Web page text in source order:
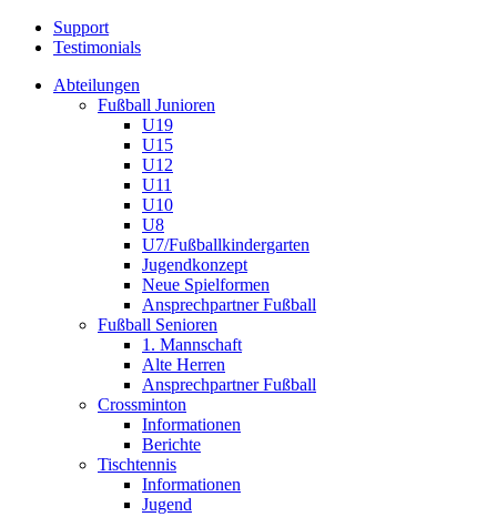
Support
Testimonials
Abteilungen
Fußball Junioren
U19
U15
U12
U11
U10
U8
U7/Fußballkindergarten
Jugendkonzept
Neue Spielformen
Ansprechpartner Fußball
Fußball Senioren
1. Mannschaft
Alte Herren
Ansprechpartner Fußball
Crossminton
Informationen
Berichte
Tischtennis
Informationen
Jugend